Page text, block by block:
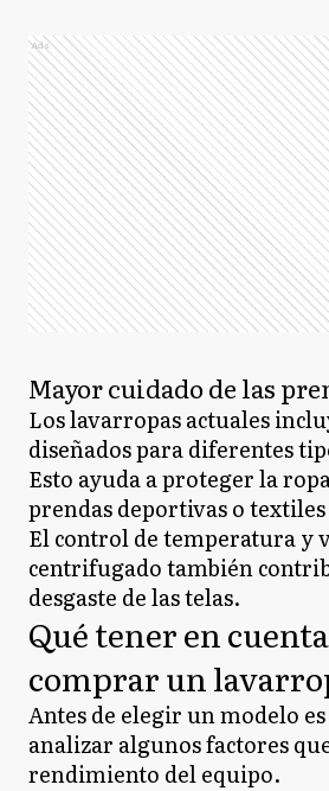
Ads
Mayor cuidado de las
Los lavarropas actuales
diseñados para diferentes
Esto ayuda a proteger la
prendas deportivas o
El control de temperatura y
centrifugado también
desgaste de las telas.
Qué tener en
comprar un
Antes de elegir un modelo
analizar algunos factores
rendimiento del equipo.